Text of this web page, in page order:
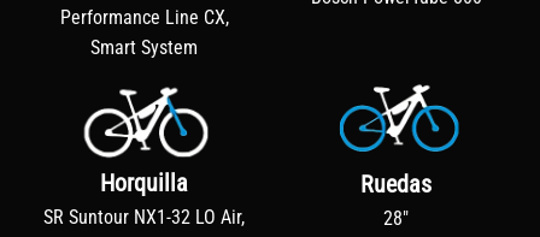
Performance Line CX,
Smart System
Horquilla
SR Suntour NX1-32 LO Air,
Ruedas
28"